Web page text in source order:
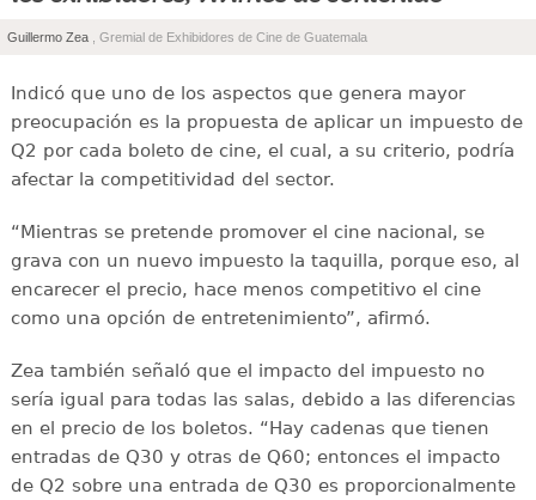
Guillermo Zea , Gremial de Exhibidores de Cine de Guatemala
Indicó que uno de los aspectos que genera mayor
preocupación es la propuesta de aplicar un impuesto de
Q2 por cada boleto de cine, el cual, a su criterio, podría
afectar la competitividad del sector.
“Mientras se pretende promover el cine nacional, se
grava con un nuevo impuesto la taquilla, porque eso, al
encarecer el precio, hace menos competitivo el cine
como una opción de entretenimiento”, afirmó.
Zea también señaló que el impacto del impuesto no
sería igual para todas las salas, debido a las diferencias
en el precio de los boletos. “Hay cadenas que tienen
entradas de Q30 y otras de Q60; entonces el impacto
de Q2 sobre una entrada de Q30 es proporcionalmente